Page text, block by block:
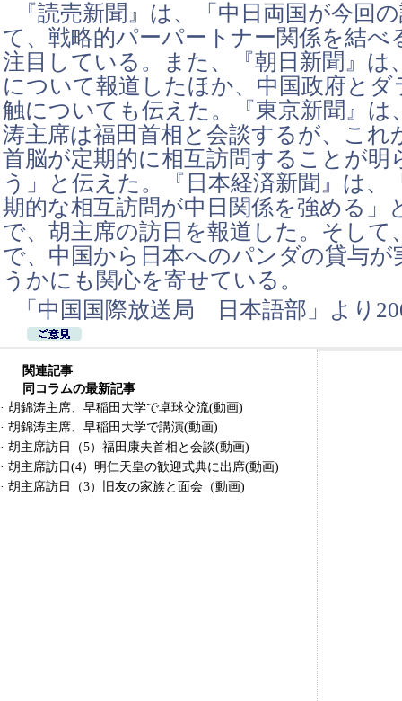
『読売新聞』は、「中日両国が今回
て、戦略的パーパートナー関係を結べ
注目している。また、『朝日新聞』は
について報道したほか、中国政府と
触についても伝えた。『東京新聞』は
涛主席は福田首相と会談するが、これ
首脳が定期的に相互訪問することが明
う」と伝えた。『日本経済新聞』は、
期的な相互訪問が中日関係を強める」
で、胡主席の訪日を報道した。そして
で、中国から日本へのパンダの貸与が
うかにも関心を寄せている。
「中国国際放送局 日本語部」より
関連記事
同コラムの最新記事
· 胡錦涛主席、早稲田大学で卓球交流(動画)
· 胡錦涛主席、早稲田大学で講演(動画)
· 胡主席訪日（5）福田康夫首相と会談(動画)
· 胡主席訪日(4）明仁天皇の歓迎式典に出席(動画)
· 胡主席訪日（3）旧友の家族と面会（動画)